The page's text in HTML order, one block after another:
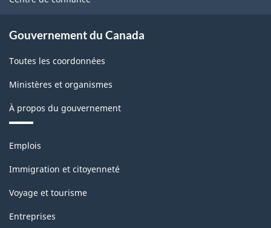
Gouvernement du Canada
Toutes les coordonnées
Ministères et organismes
À propos du gouvernement
Thèmes
sujets
Emplois
Immigration et citoyenneté
Voyage et tourisme
Entreprises